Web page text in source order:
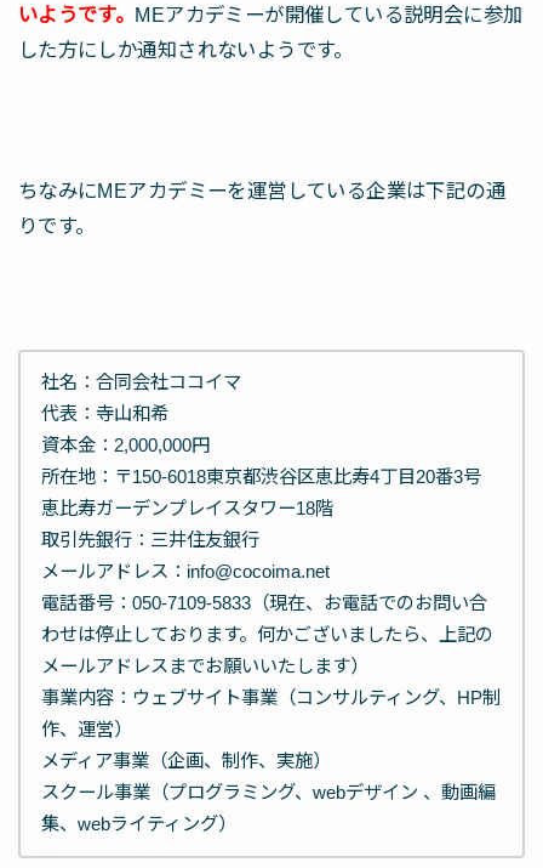
いようです。 MEアカデミーが開催している説明会に参加
した方にしか通知されないようです。
ちなみにMEアカデミーを運営している企業は下記の通
りです。
社名：合同会社ココイマ
代表：寺山和希
資本金：2,000,000円
所在地：〒150-6018東京都渋谷区恵比寿4丁目20番3号
恵比寿ガーデンプレイスタワー18階
取引先銀行：三井住友銀行
メールアドレス：info@cocoima.net
電話番号：050-7109-5833（現在、お電話でのお問い合
わせは停止しております。何かございましたら、上記の
メールアドレスまでお願いいたします）
事業内容：ウェブサイト事業（コンサルティング、HP制
作、運営）
メディア事業（企画、制作、実施）
スクール事業（プログラミング、webデザイン 、動画編
集、webライティング）